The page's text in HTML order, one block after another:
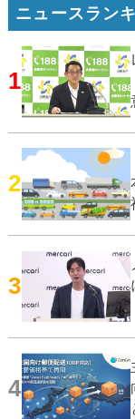
ニュースラン
1
2
3
4